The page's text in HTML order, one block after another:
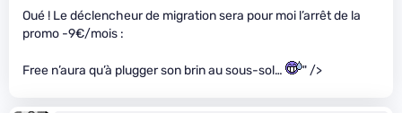
Oué ! Le déclencheur de migration sera pour moi l’arrêt de la
promo -9€/mois :
Free n’aura qu’à plugger son brin au sous-sol… " />